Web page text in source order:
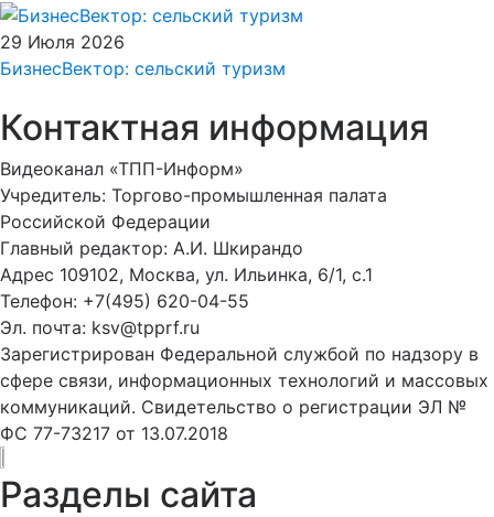
29 Июля 2026
БизнесВектор: сельский туризм
Контактная информация
Видеоканал «ТПП-Информ»
Учредитель: Торгово-промышленная палата
Российской Федерации
Главный редактор: А.И. Шкирандо
Адрес 109102, Москва, ул. Ильинка, 6/1, c.1
Телефон: +7(495) 620-04-55
Эл. почта: ksv@tpprf.ru
Зарегистрирован Федеральной службой по надзору в
сфере связи, информационных технологий и массовых
коммуникаций. Свидетельство о регистрации ЭЛ №
ФС 77-73217 от 13.07.2018
Разделы сайта